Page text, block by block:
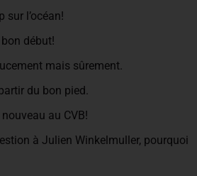
l’océan!
début!
mais sûrement.
du bon pied.
au CVB!
à Julien Winkelmuller, pourquoi